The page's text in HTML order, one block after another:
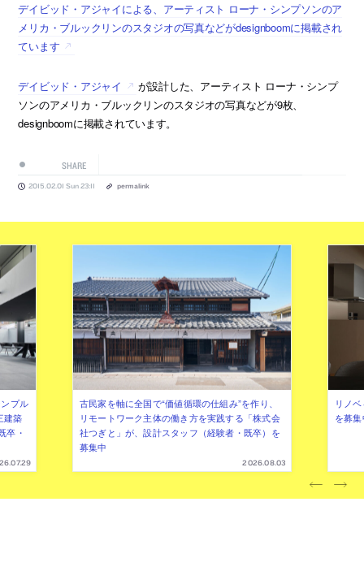
デイビッド・アジャイによる、アーティスト ローナ・シンプソンのア
メリカ・ブルックリンのスタジオの写真などがdesignboomに掲載され
ています
デイビッド・アジャイ
が設計した、アーティスト ローナ・シンプ
ソンのアメリカ・ブルックリンのスタジオの写真などが9枚、
designboomに掲載されています。
SHARE
2015.02.01 Sun 23:11 permalink
プル
建築
卒・
古民家を軸に全国で“価値循環の仕組み”を作り、
リモートワーク主体の働き方を実践する「株式会
社つぎと」が、設計スタッフ（経験者・既卒）を
募集中
2026.08.03
リノ
を募